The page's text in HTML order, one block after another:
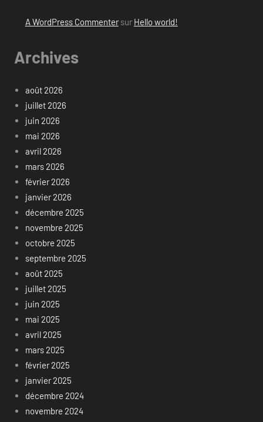
A WordPress Commentersur Hello world!
Archives
août 2026
juillet 2026
juin 2026
mai 2026
avril 2026
mars 2026
février 2026
janvier 2026
décembre 2025
novembre 2025
octobre 2025
septembre 2025
août 2025
juillet 2025
juin 2025
mai 2025
avril 2025
mars 2025
février 2025
janvier 2025
décembre 2024
novembre 2024